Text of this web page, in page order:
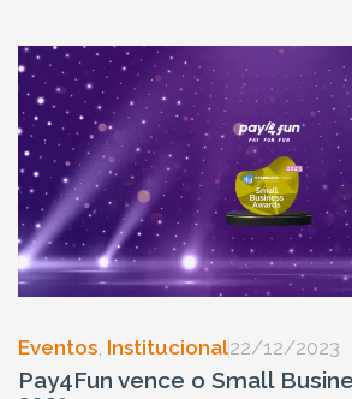
Eventos, Institucional22/12/2023
Pay4Fun vence o Small